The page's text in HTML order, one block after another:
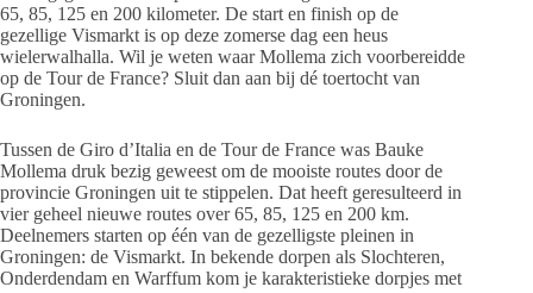
65, 85, 125 en 200 kilometer. De start en finish op de
gezellige Vismarkt is op deze zomerse dag een heus
wielerwalhalla. Wil je weten waar Mollema zich voorbereidde
op de Tour de France? Sluit dan aan bij dé toertocht van
Groningen.
Tussen de Giro d’Italia en de Tour de France was Bauke
Mollema druk bezig geweest om de mooiste routes door de
provincie Groningen uit te stippelen. Dat heeft geresulteerd in
vier geheel nieuwe routes over 65, 85, 125 en 200 km.
Deelnemers starten op één van de gezelligste pleinen in
Groningen: de Vismarkt. In bekende dorpen als Slochteren,
Onderdendam en Warffum kom je karakteristieke dorpjes met